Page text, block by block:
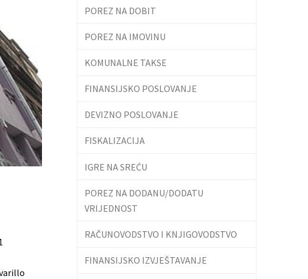
POREZ NA DOBIT
POREZ NA IMOVINU
KOMUNALNE TAKSE
FINANSIJSKO POSLOVANJE
DEVIZNO POSLOVANJE
FISKALIZACIJA
IGRE NA SREĆU
POREZ NA DODANU/DODATU
VRIJEDNOST
RAČUNOVODSTVO I KNJIGOVODSTVO
FINANSIJSKO IZVJEŠTAVANJE